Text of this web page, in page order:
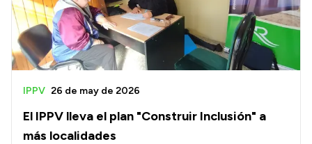
El IPPV lleva el plan "Construir Inclusión" a
más localidades
IPPV 26 de may de 2026